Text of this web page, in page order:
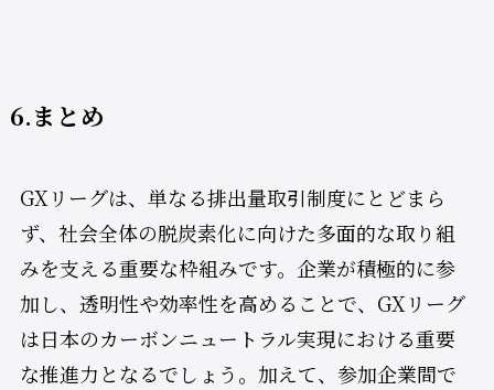
6.まとめ
GXリーグは、単なる排出量取引制度にとどまら
ず、社会全体の脱炭素化に向けた多面的な取り組
みを支える重要な枠組みです。企業が積極的に参
加し、透明性や効率性を高めることで、GXリーグ
は日本のカーボンニュートラル実現における重要
な推進力となるでしょう。加えて、参加企業間で